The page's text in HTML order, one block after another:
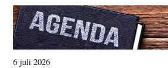
6 juli 2026